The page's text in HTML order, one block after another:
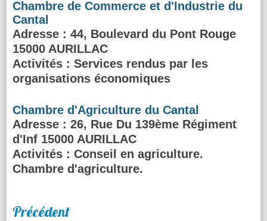
Chambre de Commerce et d'Industrie du
Cantal
Adresse : 44, Boulevard du Pont Rouge
15000 AURILLAC
Activités : Services rendus par les
organisations économiques
Chambre d'Agriculture du Cantal
Adresse : 26, Rue Du 139ème Régiment
d'Inf 15000 AURILLAC
Activités : Conseil en agriculture.
Chambre d'agriculture.
Précédent